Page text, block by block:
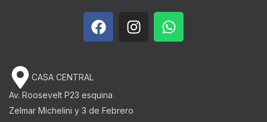
CASA CENTRAL
Av. Roosevelt P23 esquina
Zelmar Michelini y 3 de Febrero​